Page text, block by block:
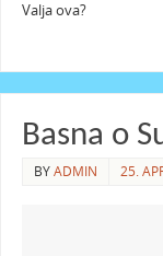
Valja ova?
Basna o
BYADMIN 25.